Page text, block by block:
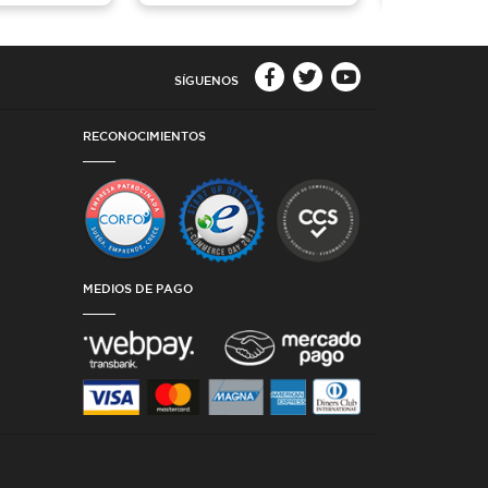
SÍGUENOS
RECONOCIMIENTOS
MEDIOS DE PAGO